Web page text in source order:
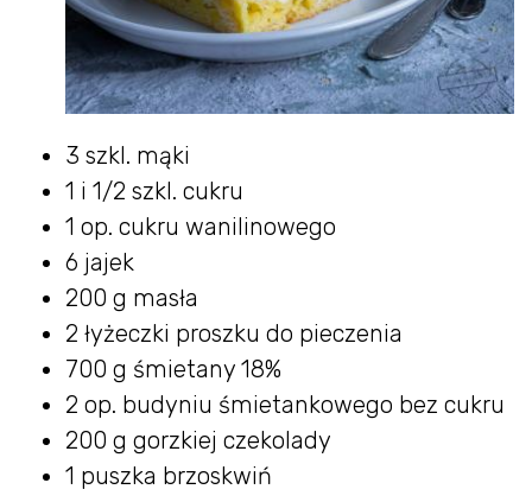
3 szkl. mąki
1 i 1/2 szkl. cukru
1 op. cukru wanilinowego
6 jajek
200 g masła
2 łyżeczki proszku do pieczenia
700 g śmietany 18%
2 op. budyniu śmietankowego bez cukru
200 g gorzkiej czekolady
1 puszka brzoskwiń